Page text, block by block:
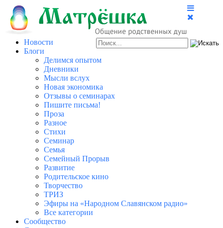
Новости
Блоги
Делимся опытом
Дневники
Мысли вслух
Новая экономика
Отзывы о семинарах
Пишите письма!
Проза
Разное
Стихи
Семинар
Семья
Семейный Прорыв
Развитие
Родительское кино
Творчество
ТРИЗ
Эфиры на «Народном Славянском радио»
Все категории
Сообщество